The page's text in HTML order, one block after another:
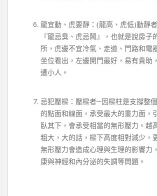
龍宜動、虎要靜：(龍高、虎低)動靜
『龍忌臭、虎忌鬧』，也就是說房子
所，虎邊不宜冷氣、走道、門路和電
坐位看出，左邊開門最好，易有貴助
遭小人。
忌犯壓樑：壓樑者─因樑柱是支撐整
的點面和線面，承受最大的重力面，
臥其下，會承受相當的無形壓力。越
粗大，大的話，樑下高度相對減少，
無形壓力會造成心理與生理的影響力
康與神經和內分泌的失調等問題。